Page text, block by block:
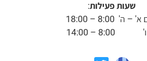
שעות פעילות:
ה' 8:00 – 18:00
8:00 – 14:00